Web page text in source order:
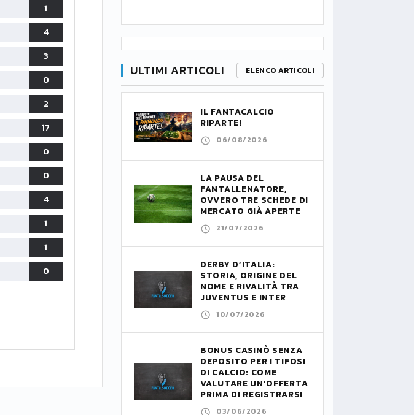
1
4
3
0
2
17
0
0
4
1
1
0
ULTIMI ARTICOLI ELENCO ARTICOLI
IL FANTACALCIO
RIPARTE!
06/08/2026
LA PAUSA DEL
FANTALLENATORE,
OVVERO TRE SCHEDE DI
MERCATO GIÀ APERTE
21/07/2026
DERBY D’ITALIA:
STORIA, ORIGINE DEL
NOME E RIVALITÀ TRA
JUVENTUS E INTER
10/07/2026
BONUS CASINÒ SENZA
DEPOSITO PER I TIFOSI
DI CALCIO: COME
VALUTARE UN’OFFERTA
PRIMA DI REGISTRARSI
03/06/2026